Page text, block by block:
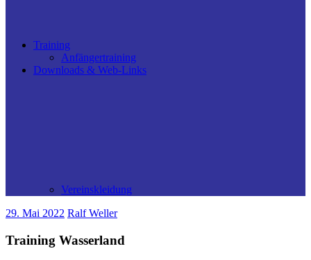
Training
Anfängertraining
Downloads & Web-Links
Vereinskleidung
29. Mai 2022 Ralf Weller
Training Wasserland